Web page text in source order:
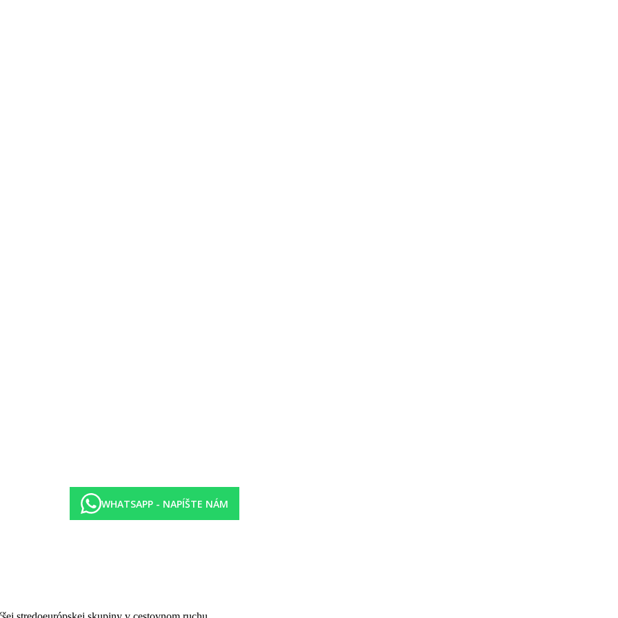
klimatizácia, telefón, trezor (za poplatok), minichladnička (za poplatok), WiFi zdarma, balkón.
na pláži za poplatok.
v miestach a časoch určených hotelom (10:00-23:00)
17-tich rokov. Pre pobyty nad 7 nocí platí cena taxy za 7 nocí.
možné tiež využívať program All inclusive v hoteloch rovnakej alebo nižšej kategórie (po predchádzajúcej rezervácii na recepcii hotela).
WHATSAPP - NAPÍŠTE NÁM